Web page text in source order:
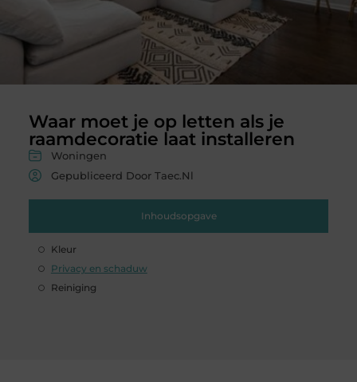
Waar moet je op letten als je
raamdecoratie laat installeren
Woningen
Gepubliceerd Door Taec.nl
Inhoudsopgave
Kleur
Privacy en schaduw
Reiniging